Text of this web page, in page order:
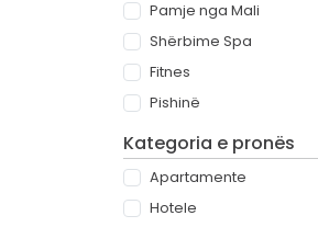
Pamje nga Mali
Shërbime Spa
Fitnes
Pishinë
Kategoria e pronës
Apartamente
Hotele